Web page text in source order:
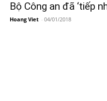
Bộ Công an đã ‘tiếp
Hoang Viet - 04/01/2018